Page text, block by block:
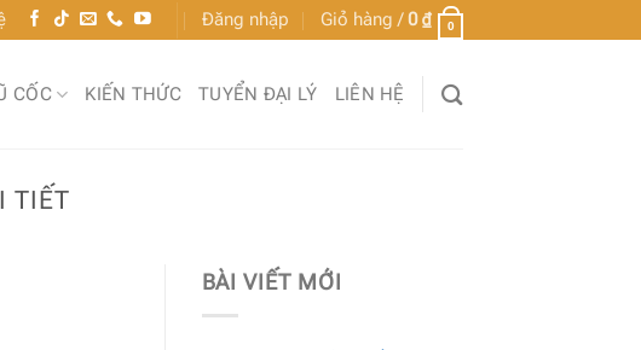
Đăng nhập Giỏ hàng /0₫ 0
CỐC KIẾN THỨC TUYỂN ĐẠI LÝ LIÊN HỆ
TIẾT
BÀI VIẾT MỚI